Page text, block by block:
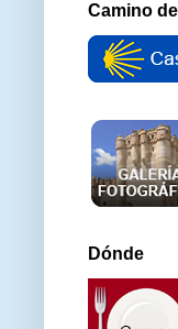
Camino
Dónde